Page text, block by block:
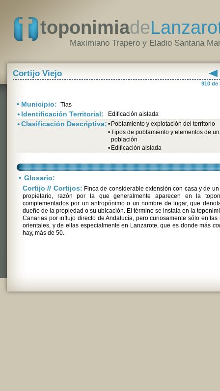
toponimiade
Maximiano Trapero y Eladio Santana
Cortijo Viejo
910 de
• Municipio: Tías
• Identificación Territorial: Edificación aislada
•Clasificación Descriptiva: • Poblamiento y explotación del territorio
•Tipos de poblamiento y elementos de
población
• Edificación aislada
• Glosario:
Cortijo // Cortijos: Finca de considerable extensión con casa y de
propietario, razón por la que generalmente aparecen en la
complementados por un antropónimo o un nombre de lugar, que
dueño de la propiedad o su ubicación. El término se instala en la
Canarias por influjo directo de Andalucía, pero curiosamente sólo en las
orientales, y de ellas especialmente en Lanzarote, que es donde más
hay, más de 50.